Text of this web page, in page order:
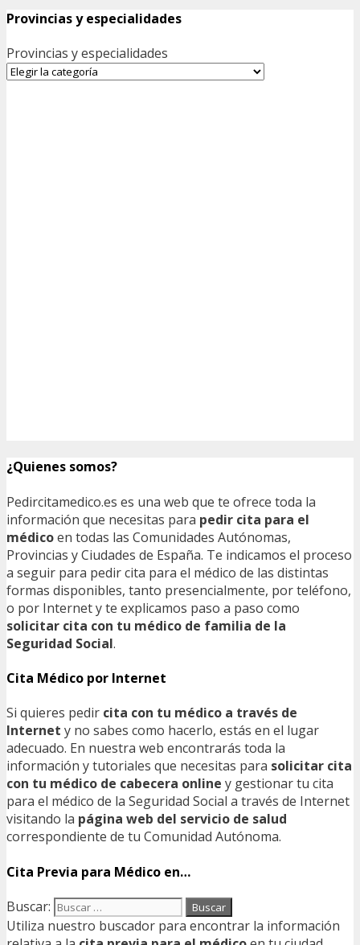
Provincias y especialidades
Provincias y especialidades
¿Quienes somos?
Pedircitamedico.es es una web que te ofrece toda la
información que necesitas para pedir cita para el
médicoen todas las Comunidades Autónomas,
Provincias y Ciudades de España. Te indicamos el proceso
a seguir para pedir cita para el médico de las distintas
formas disponibles, tanto presencialmente, por teléfono,
o por Internet y te explicamos paso a paso como
solicitar cita con tu médico de familia de la
Seguridad Social.
Cita Médico por Internet
Si quieres pedir cita con tu médico a través de
Internet y no sabes como hacerlo, estás en el lugar
adecuado. En nuestra web encontrarás toda la
información y tutoriales que necesitas para solicitar cita
con tu médico de cabecera online y gestionar tu cita
para el médico de la Seguridad Social a través de Internet
visitando la página web del servicio de salud
correspondiente de tu Comunidad Autónoma.
Cita Previa para Médico en…
Buscar:
Utiliza nuestro buscador para encontrar la información